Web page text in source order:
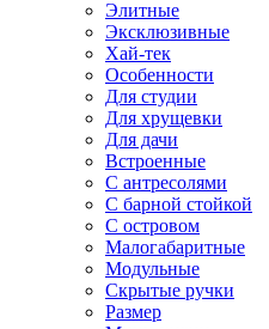
Элитные
Эксклюзивные
Хай-тек
Особенности
Для студии
Для хрущевки
Для дачи
Встроенные
С антресолями
С барной стойкой
С островом
Малогабаритные
Модульные
Скрытые ручки
Размер